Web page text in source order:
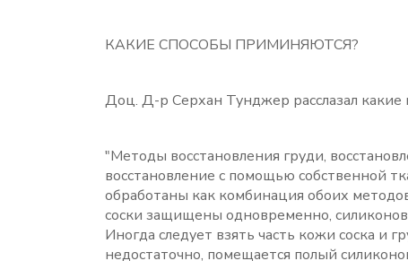
КАКИЕ СПОСОБЫ ПРИМИНЯЮТСЯ?
Доц. Д-р Серхан Тунджер расслазал какие
"Методы восстановления груди,
восстановление с помощью собственной
обработаны как комбинация обоих
соски защищены одновременно,
Иногда следует взять часть кожи соска и
недостаточно, помещается полый